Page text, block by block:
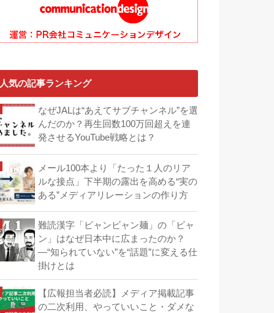
人気の記事ランキング
なぜJALは“あえてサブチャンネル”を選
んだのか？再生回数100万回超えを連
発させるYouTube戦略とは？
メール100本より「たった１人のリア
ルな接点」下半期の露出を高める“実の
ある”メディアリレーションの作り方
難読漢字「ビャンビャン麺」の「ビャ
ン」はなぜ日本中に広まったのか？
―“知られていない”を“話題”に変える仕
掛けとは
【広報担当者必読】メディア掲載記事
の二次利用、やっていいこと・ダメな